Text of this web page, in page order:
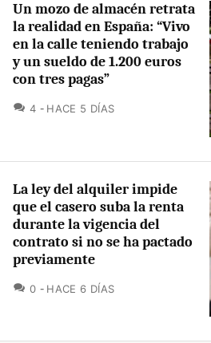
Un mozo de almacén retrata
la realidad en España: “Vivo
en la calle teniendo trabajo
y un sueldo de 1.200 euros
con tres pagas”
4 COMENTARIOS
HACE 5 DÍAS
La ley del alquiler impide
que el casero suba la renta
durante la vigencia del
contrato si no se ha pactado
previamente
0 COMENTARIOS
HACE 6 DÍAS